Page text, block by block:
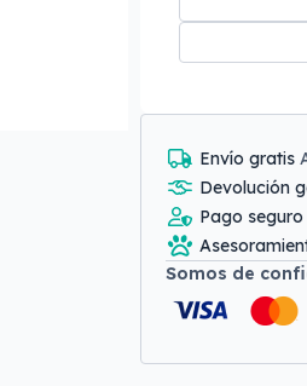
Envío gratis
Devolución
Pago seguro
Somos de